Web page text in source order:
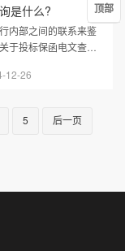
是什么?
内部之间的联系来鉴
于投标保函电文查询
12-26
5 后一页
顶部